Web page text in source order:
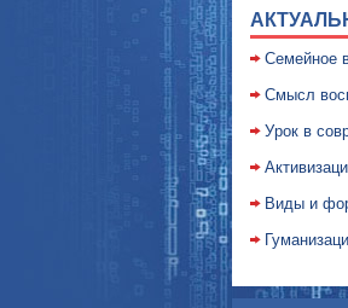
Семейное
Смысл
Уpок в
Виды и